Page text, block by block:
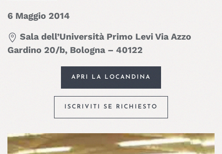
6 Maggio 2014
Sala dell’Università Primo Levi Via Azzo
Gardino 20/b, Bologna – 40122
APRI LA LOCANDINA
ISCRIVITI SE RICHIESTO